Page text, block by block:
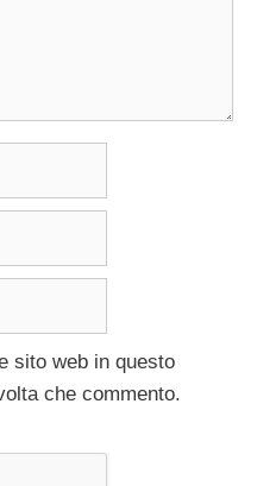
sito web in questo
che commento.